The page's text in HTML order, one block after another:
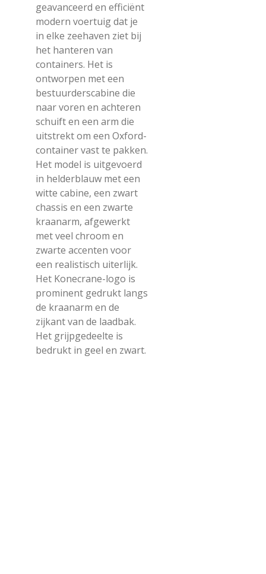
geavanceerd en efficiënt
modern voertuig dat je
in elke zeehaven ziet bij
het hanteren van
containers. Het is
ontworpen met een
bestuurderscabine die
naar voren en achteren
schuift en een arm die
uitstrekt om een Oxford-
container vast te pakken.
Het model is uitgevoerd
in helderblauw met een
witte cabine, een zwart
chassis en een zwarte
kraanarm, afgewerkt
met veel chroom en
zwarte accenten voor
een realistisch uiterlijk.
Het Konecrane-logo is
prominent gedrukt langs
de kraanarm en de
zijkant van de laadbak.
Het grijpgedeelte is
bedrukt in geel en zwart.